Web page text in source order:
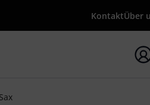
KontaktÜber
{searchTerm} starten